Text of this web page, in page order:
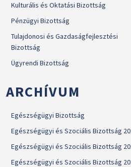
Kulturális és Oktatási Bizottság
Pénzügyi Bizottság
Tulajdonosi és Gazdaságfejlesztési
Bizottság
Ügyrendi Bizottság
ARCHÍVUM
Egészségügyi Bizottság
Egészségügyi és Szociális Bizottság
Egészségügyi és Szociális Bizottság
Egészségügyi és Szociális Bizottság